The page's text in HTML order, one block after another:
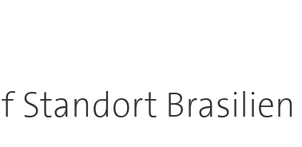
Standort Brasilien